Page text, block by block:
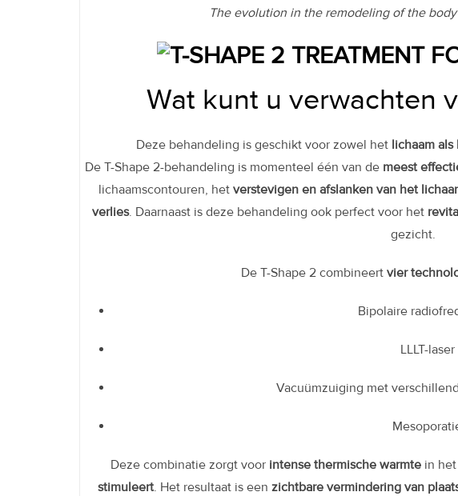
The evolution in the remodeling of the
Wat kunt u verwachten
Deze behandeling is geschikt voor zowel het lichaam
De T-Shape 2-behandeling is momenteel één van de meest
lichaamscontouren, het verstevigen en afslanken van het
verlies. Daarnaast is deze behandeling ook perfect voor het
gezicht.
De T-Shape 2 combineert vier
Bipolaire
LLLT-laser
Vacuümzuiging met
Deze combinatie zorgt voor intense thermische warmte in
stimuleert. Het resultaat is een zichtbare vermindering van